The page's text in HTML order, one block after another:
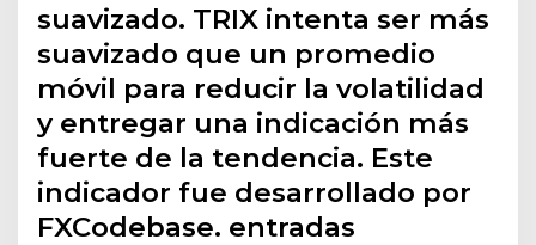
suavizado. TRIX intenta ser más
suavizado que un promedio
móvil para reducir la volatilidad
y entregar una indicación más
fuerte de la tendencia. Este
indicador fue desarrollado por
FXCodebase. entradas